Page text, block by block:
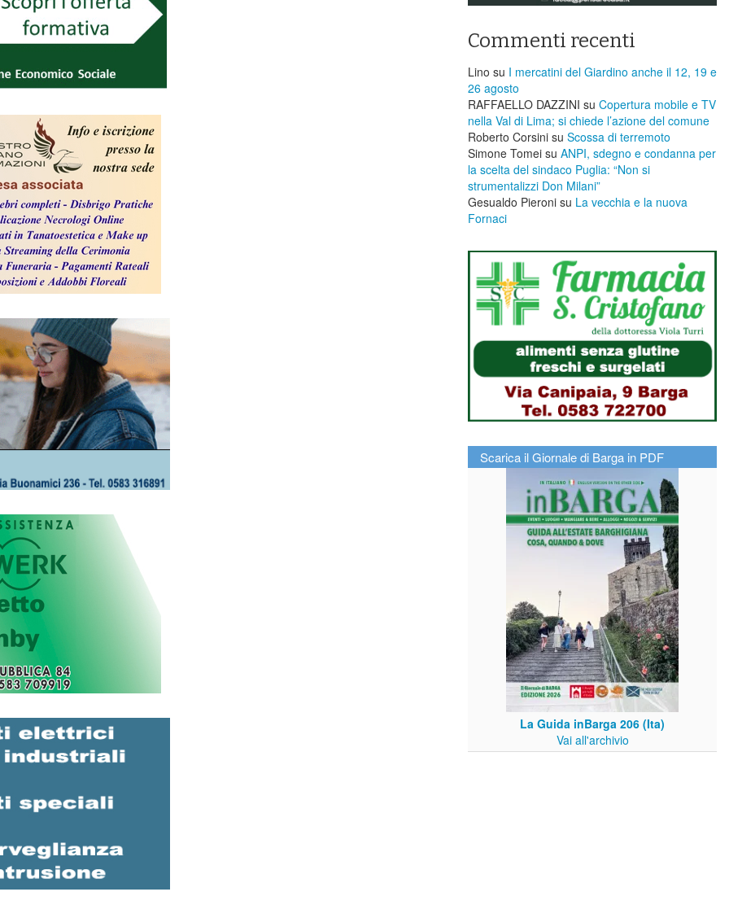
Commenti recenti
Lino su I mercatini del Giardino anche il 12, 19 e
26 agosto
RAFFAELLO DAZZINI su ​Copertura mobile e TV
nella Val di Lima; si chiede l’azione del comune
Roberto Corsini su Scossa di terremoto
Simone Tomei su ANPI, sdegno e condanna per
la scelta del sindaco Puglia: “Non si
strumentalizzi Don Milani”
Gesualdo Pieroni su La vecchia e la nuova
Fornaci
Scarica il Giornale di Barga in PDF
La Guida inBarga 206 (Ita)
Vai all'archivio